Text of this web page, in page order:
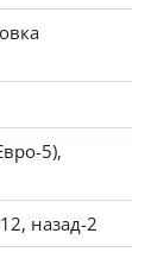
5),
назад-2